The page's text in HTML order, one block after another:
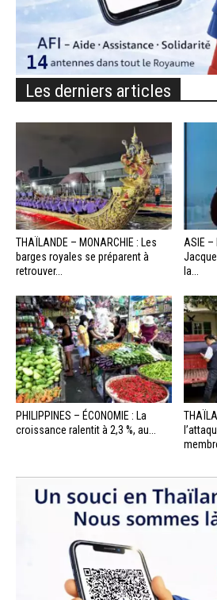
Les derniers articles
THAÏLANDE – MONARCHIE : Les
barges royales se préparent à
retrouver...
ASIE –
la...
PHILIPPINES – ÉCONOMIE : La
croissance ralentit à 2,3 %, au...